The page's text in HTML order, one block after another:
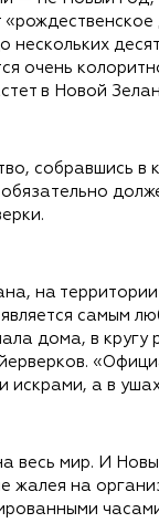
нескольких
очень
в Новой
собравшись в
на
самым
дома, в кругу
искрами, а в
весь мир. И
жалея на